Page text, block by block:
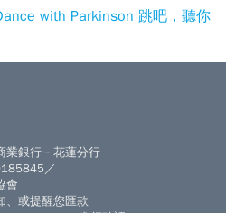
with Parkinson 跳吧，聽你
業銀行－花蓮分行
／
會
、或提醒您匯款